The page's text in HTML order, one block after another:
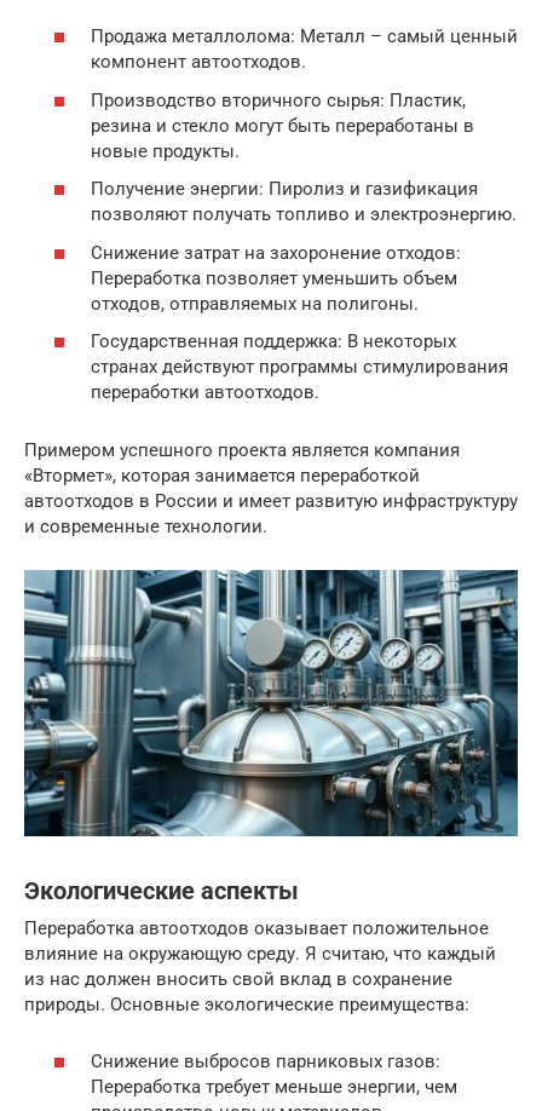
Продажа металлолома: Металл – самый ценный
компонент автоотходов.
Производство вторичного сырья: Пластик,
резина и стекло могут быть переработаны в
новые продукты.
Получение энергии: Пиролиз и газификация
позволяют получать топливо и электроэнергию.
Снижение затрат на захоронение отходов:
Переработка позволяет уменьшить объем
отходов, отправляемых на полигоны.
Государственная поддержка: В некоторых
странах действуют программы стимулирования
переработки автоотходов.
Примером успешного проекта является компания
«Втормет», которая занимается переработкой
автоотходов в России и имеет развитую инфраструктуру
и современные технологии.
Экологические аспекты
Переработка автоотходов оказывает положительное
влияние на окружающую среду. Я считаю, что каждый
из нас должен вносить свой вклад в сохранение
природы. Основные экологические преимущества:
Снижение выбросов парниковых газов:
Переработка требует меньше энергии, чем